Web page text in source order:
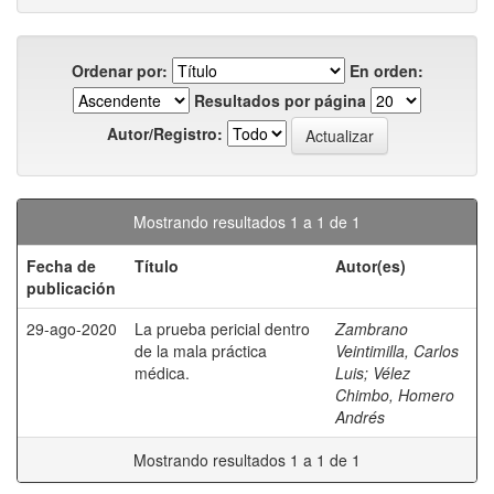
Ordenar por:
En orden:
Resultados por página
Autor/Registro:
Mostrando resultados 1 a 1 de 1
Fecha de
publicación
Título Autor(es)
29-ago-2020
La prueba pericial dentro
de la mala práctica
médica.
Zambrano
Veintimilla, Carlos
Luis; Vélez
Chimbo, Homero
Andrés
Mostrando resultados 1 a 1 de 1